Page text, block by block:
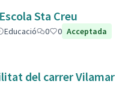
Sta Creu
Educació 0 0 Acceptada
del carrer Vilamar